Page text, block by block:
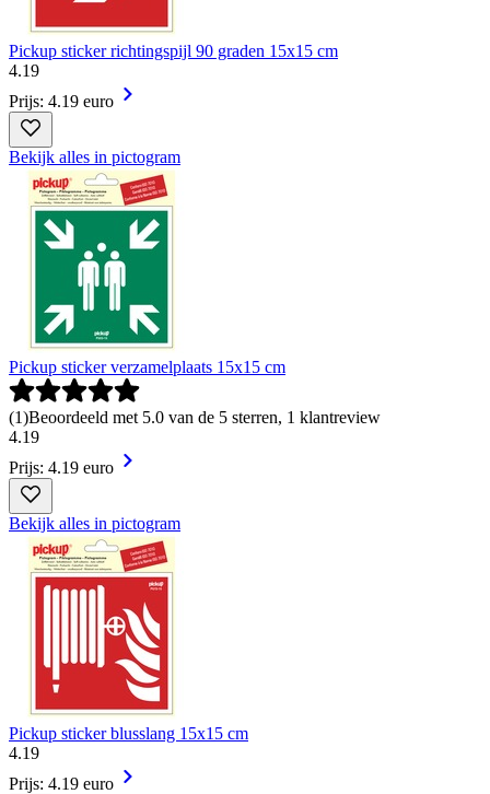
Pickup sticker richtingspijl 90 graden 15x15 cm
4.19
Prijs: 4.19 euro
Bekijk alles in pictogram
Pickup sticker verzamelplaats 15x15 cm
(1)Beoordeeld met 5.0 van de 5 sterren, 1 klantreview
4.19
Prijs: 4.19 euro
Bekijk alles in pictogram
Pickup sticker blusslang 15x15 cm
4.19
Prijs: 4.19 euro